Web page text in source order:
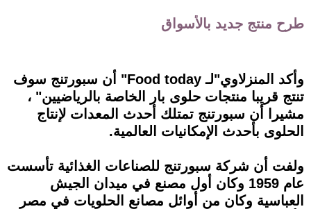
طرح منتج جديد بالأسواق
وأكد المنزلاوي"لـ Food today" أن سبورتنج سوف
تنتج قريبا منتجات حلوى بار الخاصة بالرياضيين" ،
مشيرا أن سبورتنج تمتلك أحدث المعدات لإنتاج
الحلوى بأحدث الإمكانيات العالمية.
ولفت أن شركة سبورتنج للصناعات الغذائية تأسست
عام 1959 وكان أول مصنع في ميدان الجيش
العباسية وكان من أوائل مصانع الحلويات في مصر